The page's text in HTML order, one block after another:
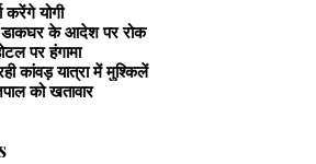
करेंगे योगी
डाकघर के आदेश पर रोक
पर हंगामा
कांवड़ यात्रा में मुश्किलें
को खतावार